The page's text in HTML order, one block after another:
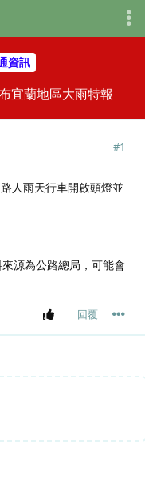
資訊
宜蘭地區大雨特報
#1
人雨天行車開啟頭燈並
源為公路總局，可能會
回覆